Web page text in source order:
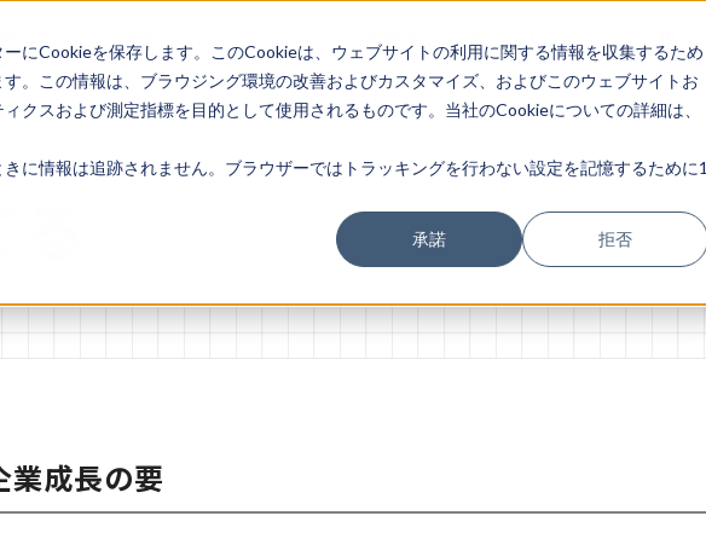
にCookieを保存します。このCookieは、ウェブサイトの利用に関する情報を収集するため
。この情報は、ブラウジング環境の改善およびカスタマイズ、およびこのウェブサイトお
クスおよび測定指標を目的として使用されるものです。当社のCookieについての詳細は、
に情報は追跡されません。ブラウザーではトラッキングを行わない設定を記憶するために1
承諾 拒否
なし
案内
一覧
の声
ナー
せ
業成長の要